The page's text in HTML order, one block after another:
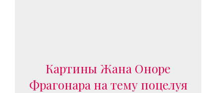
Картины Жана Оноре
Фрагонара на тему поцелуя